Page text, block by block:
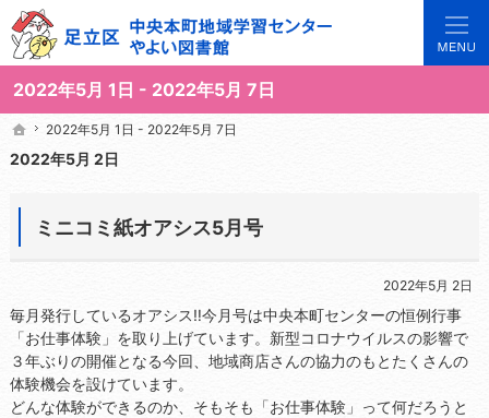
2022年5月 1日 - 2022年5月 7日
3世代で楽しめる地域のひろば。当サイトでは地域の講座や施設をご案内しています。
足立区中央本町地域学習センターや図書館の総合案内サイト
ホーム
2022年5月 1日 - 2022年5月 7日
2022年5月 2日
ミニコミ紙オアシス5月号
2022年5月 2日
毎月発行しているオアシス‼今月号は中央本町センターの恒例行事
「お仕事体験」を取り上げています。新型コロナウイルスの影響で
３年ぶりの開催となる今回、地域商店さんの協力のもとたくさんの
体験機会を設けています。
どんな体験ができるのか、そもそも「お仕事体験」って何だろうと
ホーム
2022年5月 1日 - 2022年5月 7日